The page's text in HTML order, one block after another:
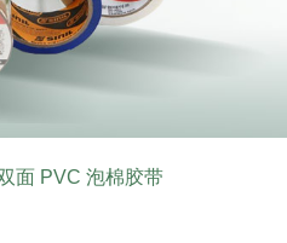
面 PVC 泡棉胶带